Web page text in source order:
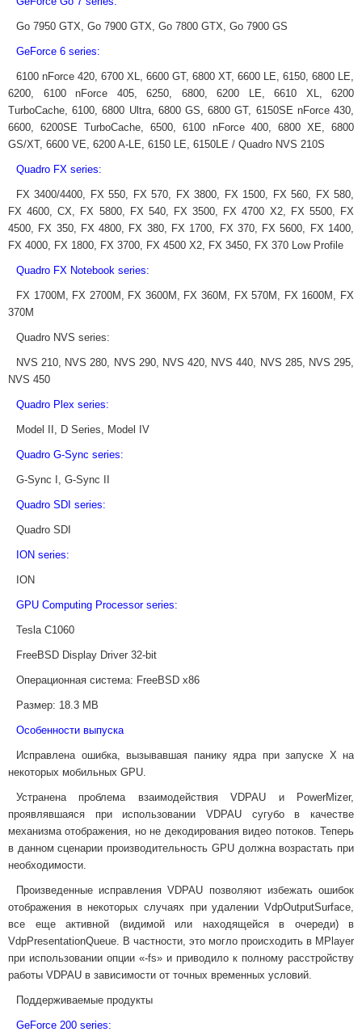
Go 7950 GTX, Go 7900 GTX, Go 7800 GTX, Go 7900 GS
GeForce 6 series:
6100 nForce 420, 6700 XL, 6600 GT, 6800 XT, 6600 LE, 6150, 6800 LE,
6200, 6100 nForce 405, 6250, 6800, 6200 LE, 6610 XL, 6200
TurboCache, 6100, 6800 Ultra, 6800 GS, 6800 GT, 6150SE nForce 430,
6600, 6200SE TurboCache, 6500, 6100 nForce 400, 6800 XE, 6800
GS/XT, 6600 VE, 6200 A-LE, 6150 LE, 6150LE / Quadro NVS 210S
Quadro FX series:
FX 3400/4400, FX 550, FX 570, FX 3800, FX 1500, FX 560, FX 580,
FX 4600, CX, FX 5800, FX 540, FX 3500, FX 4700 X2, FX 5500, FX
4500, FX 350, FX 4800, FX 380, FX 1700, FX 370, FX 5600, FX 1400,
FX 4000, FX 1800, FX 3700, FX 4500 X2, FX 3450, FX 370 Low Profile
Quadro FX Notebook series:
FX 1700M, FX 2700M, FX 3600M, FX 360M, FX 570M, FX 1600M, FX
370M
Quadro NVS series:
NVS 210, NVS 280, NVS 290, NVS 420, NVS 440, NVS 285, NVS 295,
NVS 450
Quadro Plex series:
Model II, D Series, Model IV
Quadro G-Sync series:
G-Sync I, G-Sync II
Quadro SDI series:
Quadro SDI
ION series:
ION
GPU Computing Processor series:
Tesla C1060
FreeBSD Display Driver 32-bit
Операционная система: FreeBSD x86
Размер: 18.3 MB
Особенности выпуска
Исправлена ошибка, вызывавшая панику ядра при запуске X на
некоторых мобильных GPU.
Устранена проблема взаимодействия VDPAU и PowerMizer,
проявлявшаяся при использовании VDPAU сугубо в качестве
механизма отображения, но не декодирования видео потоков. Теперь
в данном сценарии производительность GPU должна возрастать при
необходимости.
Произведенные исправления VDPAU позволяют избежать ошибок
отображения в некоторых случаях при удалении VdpOutputSurface,
все еще активной (видимой или находящейся в очереди) в
VdpPresentationQueue. В частности, это могло происходить в MPlayer
при использовании опции «-fs» и приводило к полному расстройству
работы VDPAU в зависимости от точных временных условий.
Поддерживаемые продукты
GeForce 200 series: